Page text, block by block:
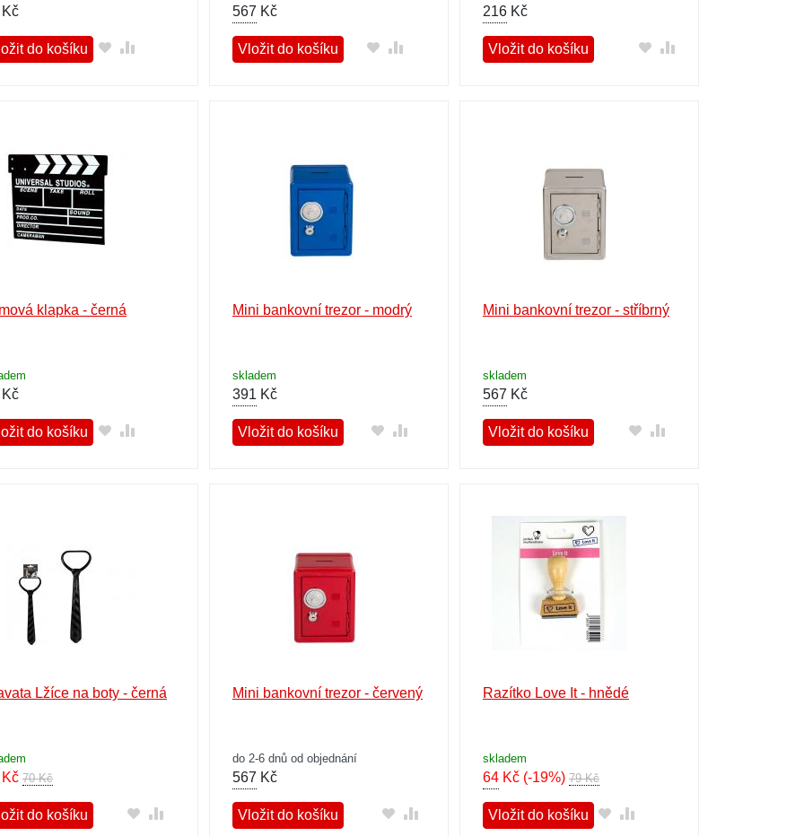
Kč
do košíku
567 Kč
Vložit do košíku
216Kč
Vložit do košíku
klapka - černá
Kč
do košíku
Mini bankovní trezor - modrý
skladem
391 Kč
Vložit do košíku
Mini bankovní trezor - stříbrný
skladem
567 Kč
Vložit do košíku
Lžíce na boty - černá
Kč 70 Kč
do košíku
Mini bankovní trezor - červený
do 2-6 dnů od objednání
567 Kč
Vložit do košíku
Razítko Love It - hnědé
skladem
64Kč (-19%) 79 Kč
Vložit do košíku